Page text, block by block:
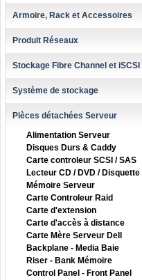
Armoire, Rack et Accessoires
Produit Réseaux
Stockage Fibre Channel et iSCSI
Système de stockage
Pièces détachées Serveur
Alimentation Serveur
Disques Durs & Caddy
Carte controleur SCSI / SAS
Lecteur CD / DVD / Disquette
Mémoire Serveur
Carte Controleur Raid
Carte d'extension
Carte d'accès à distance
Carte Mère Serveur Dell
Backplane - Media Baie
Riser - Bank Mémoire
Control Panel - Front Panel